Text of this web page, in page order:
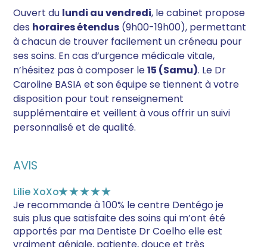
Ouvert du lundi au vendredi, le cabinet propose
des horaires étendus (9h00-19h00), permettant
à chacun de trouver facilement un créneau pour
ses soins. En cas d’urgence médicale vitale,
n’hésitez pas à composer le15 (Samu). Le Dr
Caroline BASIA et son équipe se tiennent à votre
disposition pour tout renseignement
supplémentaire et veillent à vous offrir un suivi
personnalisé et de qualité.
AVIS
Lilie XoXo★★★★★
Je recommande à 100% le centre Dentégo je
suis plus que satisfaite des soins qui m’ont été
apportés par ma Dentiste Dr Coelho elle est